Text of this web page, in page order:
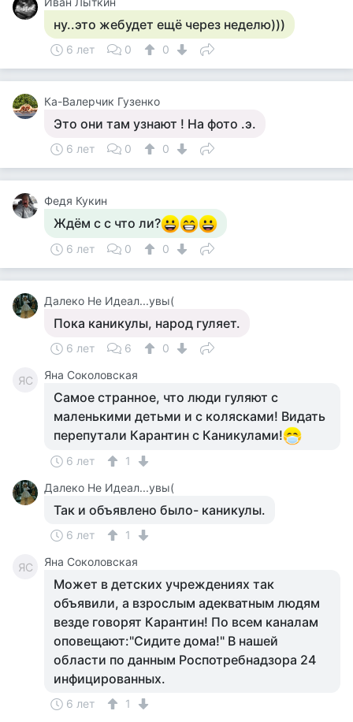
ну..это жебудет ещё через неделю)))
6 лет 0 0
Ка-Валерчик Гузенко
Это они там узнают ! На фото .э.
6 лет 0 0
Федя Кукин
Ждём с с что ли?
6 лет 0 0
Далеко Не Идеал...увы(
Пока каникулы, народ гуляет.
6 лет 6 0
ЯС Яна Соколовская
Самое странное, что люди гуляют с
маленькими детьми и с колясками! Видать
перепутали Карантин с Каникулами!
6 лет
1
Далеко Не Идеал...увы(
Так и объявлено было- каникулы.
6 лет 1
ЯС Яна Соколовская
Может в детских учреждениях так
объявили, а взрослым адекватным людям
везде говорят Карантин! По всем каналам
оповещают:"Сидите дома!" В нашей
области по данным Роспотребнадзора 24
инфицированных.
6 лет
1